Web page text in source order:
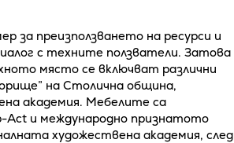
за преизползването на ресурси и
с техните ползватели. Затова
място се включват различни
на Столична община,
академия. Мебелите са
и международно признатото
художествена академия, след